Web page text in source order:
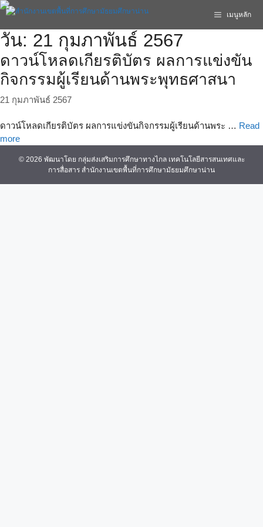
เมนูหลัก
วัน: 21 กุมภาพันธ์ 2567
ดาวน์โหลดเกียรติบัตร ผลการแข่งขัน
กิจกรรมผู้เรียนด้านพระพุทธศาสนา
21 กุมภาพันธ์ 2567
ดาวน์โหลดเกียรติบัตร ผลการแข่งขันกิจกรรมผู้เรียนด้านพระ … Read
more
© 2026 พัฒนาโดย กลุ่มส่งเสริมการศึกษาทางไกล เทคโนโลยีสารสนเทศและ
การสื่อสาร สำนักงานเขตพื้นที่การศึกษามัธยมศึกษาน่าน